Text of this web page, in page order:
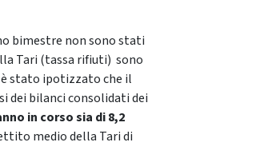
bimestre non sono stati
Tari (tassa rifiuti) sono
è stato ipotizzato che il
dei bilanci consolidati dei
in corso sia di 8,2
medio della Tari di